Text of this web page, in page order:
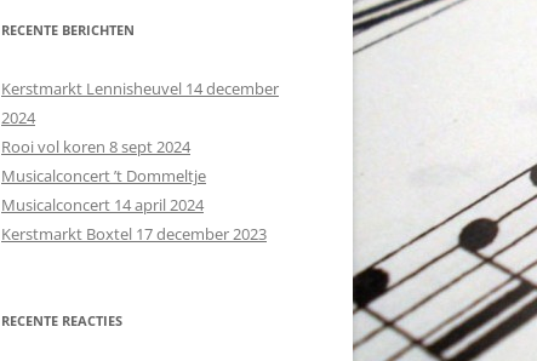
k
n
n
a
a
r
:
RECENTE BERICHTEN
Kerstmarkt Lennisheuvel 14 december
2024
Rooi vol koren 8 sept 2024
Musicalconcert ’t Dommeltje
Musicalconcert 14 april 2024
Kerstmarkt Boxtel 17 december 2023
RECENTE REACTIES